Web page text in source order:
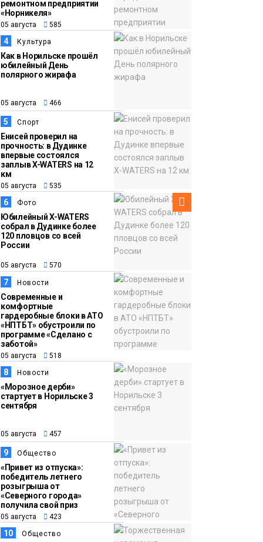
12:32
05 августа
Общество
Торжественная
церемония
бракосочетания снова
прошла в «Башне»
ремонтном предприятии
«Норникеля»
05 августа 585
4 Культура
Как в Норильске прошёл
юбилейный День
полярного жирафа
05 августа 466
5 Спорт
Енисей проверил на
прочность: в Дудинке
впервые состоялся
заплыв X-WATERS на 12
км
05 августа 535
6 Фото
Юбилейный X-WATERS
собрал в Дудинке более
120 пловцов со всей
России
05 августа 570
7 Новости
Современные и
комфортные
гардеробные блоки в АТО
«НПТБТ» обустроили по
программе «Сделано с
заботой»
05 августа 518
8 Новости
«Морозное дерби»
стартует в Норильске 3
сентября
05 августа 457
9 Общество
«Привет из отпуска»:
победитель летнего
розыгрыша от
«Северного города»
получила свой приз
05 августа 423
10 Общество